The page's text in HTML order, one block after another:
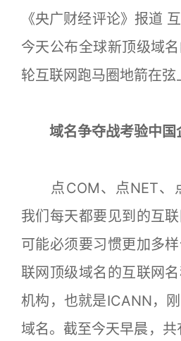
《央广财经评论》报道
今天公布全球新顶级域
轮互联网跑马圈地箭在弦
域名争夺战考验中国
点COM、点NET、
我们每天都要见到的互
可能必须要习惯更加多
联网顶级域名的互联网
机构，也就是ICANN，
域名。截至今天早晨，